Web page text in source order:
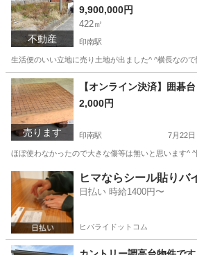
不動産
9,900,000円
422㎡
印南駅
生活便のいい立地に売り土地が出ました^ ^横長なの
和歌山 日高郡 印南駅 不動産売買（マ
土地
売ります
【オンライン決済】囲碁台
2,000円
印南駅 7月22日
ほぼ使わなかったので大きな傷等は無いと思います^
和歌山 日高郡 印南駅 おもちゃ
ヒマならシール貼りバ
日払い 時給1400円〜
ヒバライドットコム